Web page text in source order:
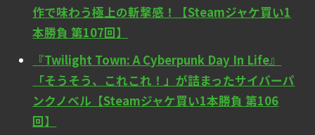
作で味わう極上の斬撃感！【Steamジャケ買い1
本勝負 第107回】
『Twilight Town: A Cyberpunk Day In Life』
「そうそう、これこれ！」が詰まったサイバーパ
ンクノベル【Steamジャケ買い1本勝負 第106
回】